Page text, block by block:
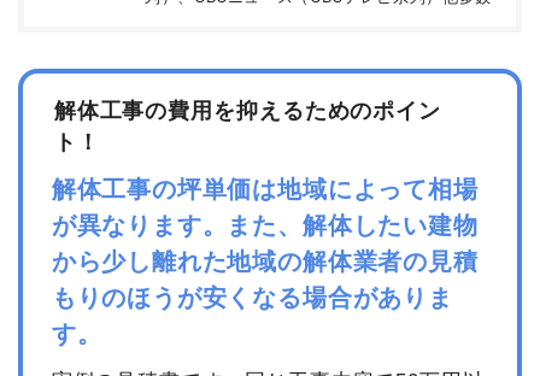
解体工事の費用を抑えるためのポイン
ト！
解体工事の坪単価は地域によって相場
が異なります。また、解体したい建物
から少し離れた地域の解体業者の見積
もりのほうが安くなる場合がありま
す。